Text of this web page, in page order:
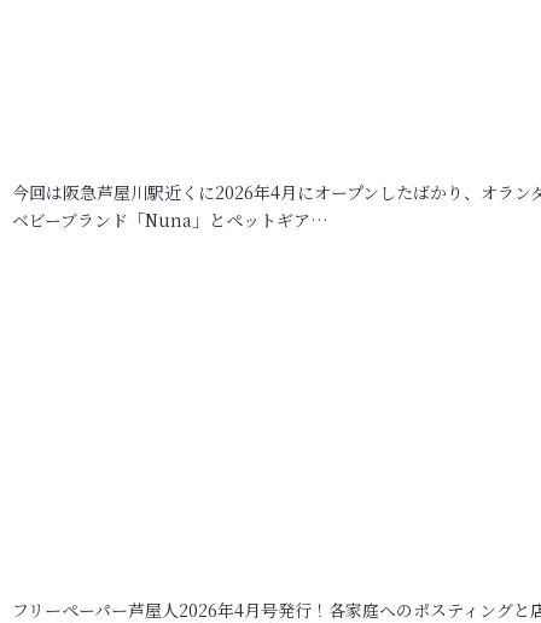
今回は阪急芦屋川駅近くに2026年4月にオープンしたばかり、オラン
ベビーブランド「Nuna」とペットギア…
フリーペーパー芦屋人2026年4月号発行！各家庭へのポスティングと